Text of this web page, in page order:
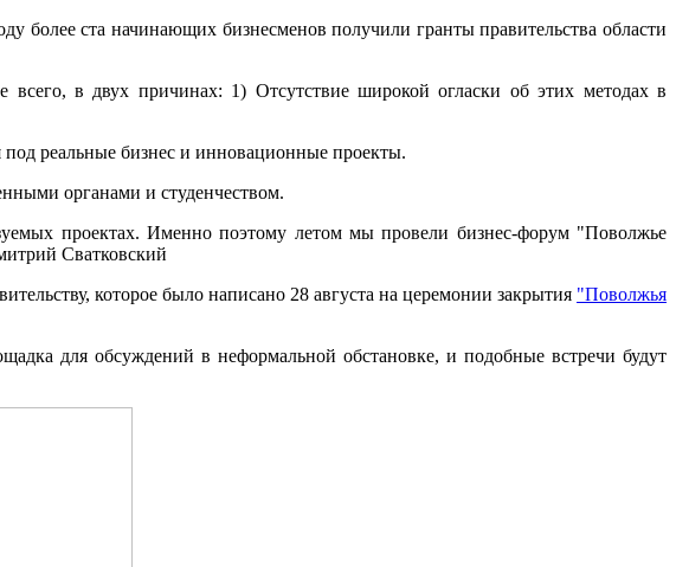
более ста начинающих бизнесменов получили гранты правительства области
в двух причинах: 1) Отсутствие широкой огласки об этих методах в
под реальные бизнес и инновационные проекты.
органами и студенчеством.
проектах. Именно поэтому летом мы провели бизнес-форум "Поволжье
Сватковский
которое было написано 28 августа на церемонии закрытия "Поволжья
для обсуждений в неформальной обстановке, и подобные встречи будут